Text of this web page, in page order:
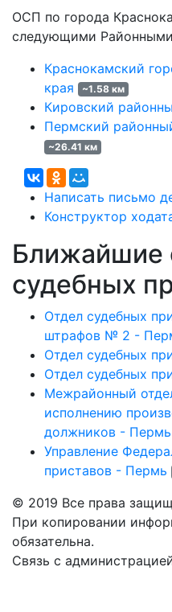
ОСП по города
следующими
Краснокамский
края
~1.58 км
Кировский
Пермский
~26.41 км
Написать письмо
Конструктор
Ближайшие
судебных
Отдел судебных
штрафов № 2 -
Отдел судебных
Отдел судебных
Межрайонный
исполнению
должников - Пермь
Управление
приставов - Пермь
© 2019 Все права
При копировании
обязательна.
Связь с
Политика обработки